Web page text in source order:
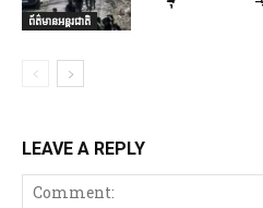
ព័ត៌មានអន្តរជាតិ
LEAVE A REPLY